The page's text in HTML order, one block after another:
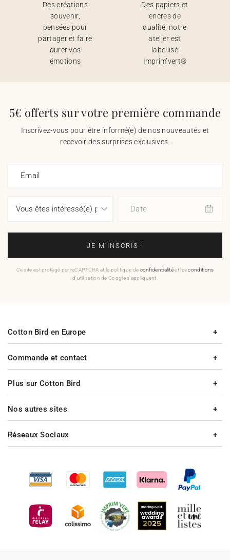
Des créations
souvenir,
pensées pour
partager et faire
durer vos
émotions
Des papiers et
encres de
qualité, notre
atelier est
labellisé
Imprim’vert®
5€ offerts sur votre première commande
Inscrivez-vous pour être informé(e) de nos nouveautés et
recevoir des surprises exclusives.
Email
Date
JE M'INSCRIS !
Ce site est protégé par reCAPTCHA et la politique de confidentialitéet lesconditions
d'utilisation de Google s'appliquent.
Commande et contact
Plus sur Cotton Bird
Cotton Bird en Europe
Nos autres sites
Réseaux Sociaux